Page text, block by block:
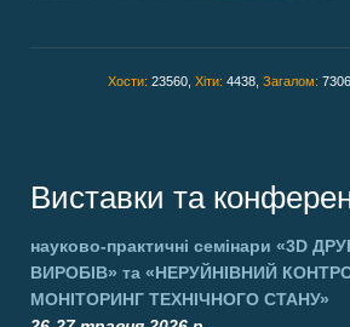
Хости: 23560, Хіти: 4438, Загалом:
Виставки та
науково-практичні семінари «3D
ВИРОБІВ» та «НЕРУЙНІВНИЙ
МОНІТОРИНГ ТЕХНІЧНОГО СТАНУ»